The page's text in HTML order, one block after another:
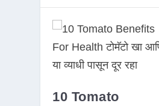
10 Tomato